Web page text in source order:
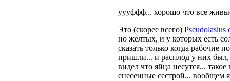
уууффф... хорошо что все
Это (скорее всего) Pseudolasius
но желтых, и у которых есть
сказать только когда рабочие
пришли... и расплод у них был,
видел что яйца несутся...
снесенные сестрой... вообщем